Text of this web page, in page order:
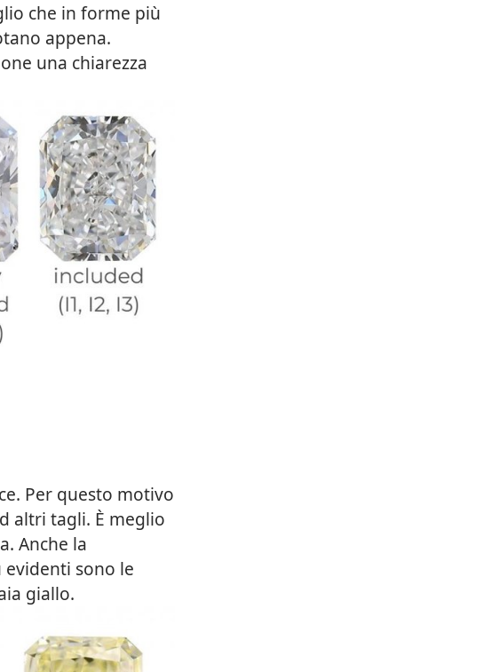
che in forme più
appena.
una chiarezza
Per questo motivo
altri tagli. È meglio
Anche la
evidenti sono le
giallo.